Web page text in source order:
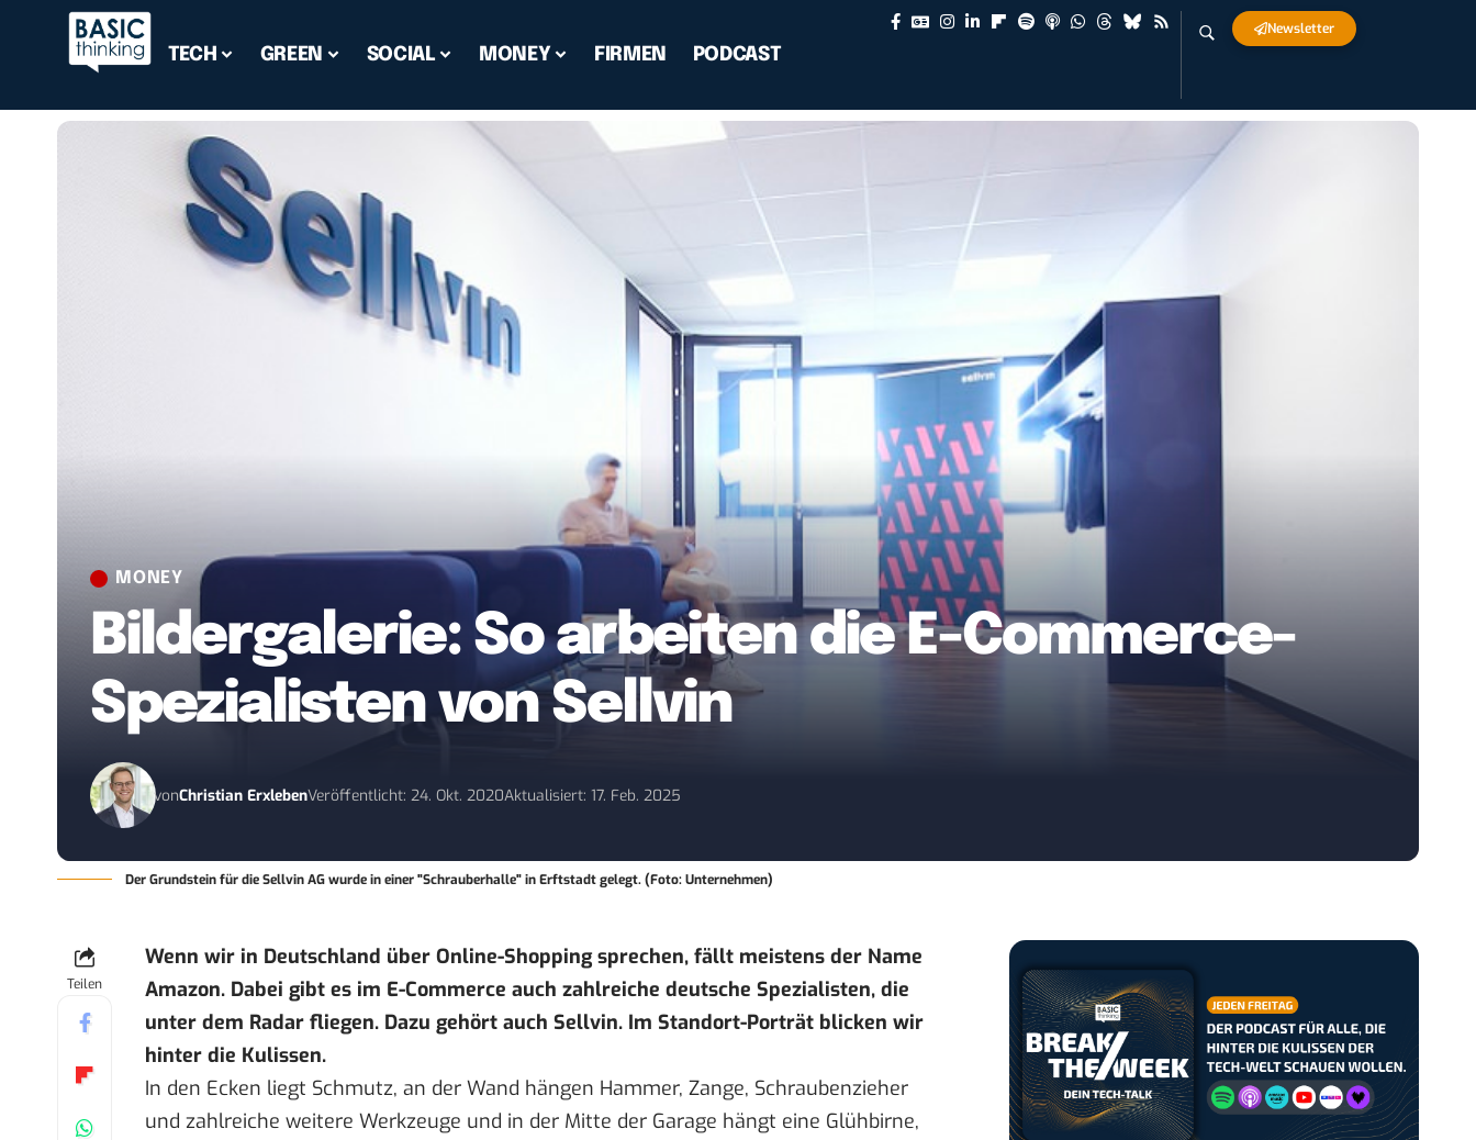
TECH GREEN SOCIAL MONEY FIRMEN PODCAST
Newsletter
MONEY
Bildergalerie: So arbeiten die E-Commerce-
Spezialisten von Sellvin
vonChristian ErxlebenVeröffentlicht: 24. Okt. 2020Aktualisiert: 17. Feb. 2025
Der Grundstein für die Sellvin AG wurde in einer "Schrauberhalle" in Erftstadt gelegt. (Foto: Unternehmen)
Teilen
Wenn wir in Deutschland über Online-Shopping sprechen, fällt meistens der Name
Amazon. Dabei gibt es im E-Commerce auch zahlreiche deutsche Spezialisten, die
unter dem Radar fliegen. Dazu gehört auch Sellvin. Im Standort-Porträt blicken wir
hinter die Kulissen.
In den Ecken liegt Schmutz, an der Wand hängen Hammer, Zange, Schraubenzieher
und zahlreiche weitere Werkzeuge und in der Mitte der Garage hängt eine Glühbirne,